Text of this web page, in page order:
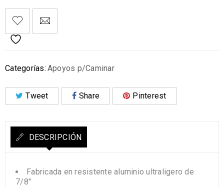
Categorías: Apoyos p/Caminar
Tweet Share Pinterest
DESCRIPCIÓN
Fabricada en resistente aluminio ultraligero de
7/8″